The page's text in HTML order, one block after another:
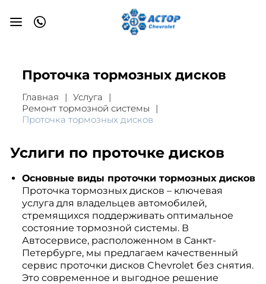
Проточка тормозных дисков
Главная
Услуга
Ремонт тормозной системы
Проточка тормозных дисков
Услиги по проточке дисков
Основные виды проточки тормозных дисков
Проточка тормозных дисков – ключевая
услуга для владельцев автомобилей,
стремящихся поддерживать оптимальное
состояние тормозной системы. В
Автосервисе, расположенном в Санкт-
Петербурге, мы предлагаем качественный
сервис проточки дисков Chevrolet без снятия.
Это современное и выгодное решение